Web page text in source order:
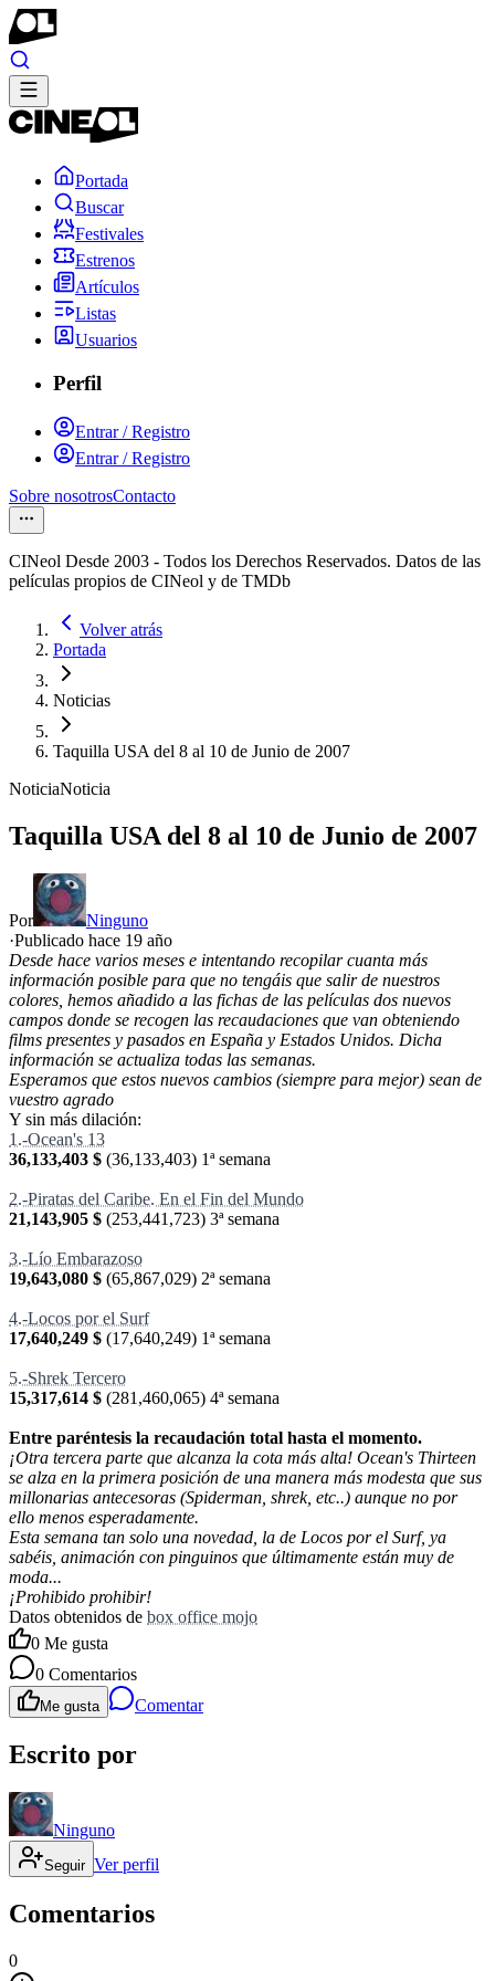
Portada
Buscar
Festivales
Estrenos
Artículos
Listas
Usuarios
Perfil
Entrar / Registro
Entrar / Registro
Sobre nosotrosContacto
CINeol Desde 2003 - Todos los Derechos Reservados. Datos de las
películas propios de CINeol y de TMDb
Volver atrás
Portada
Noticias
Taquilla USA del 8 al 10 de Junio de 2007
NoticiaNoticia
Taquilla USA del 8 al 10 de Junio de 2007
Por
Ninguno
·Publicado hace 19 año
Desde hace varios meses e intentando recopilar cuanta más
información posible para que no tengáis que salir de nuestros
colores, hemos añadido a las fichas de las películas dos nuevos
campos donde se recogen las recaudaciones que van obteniendo
films presentes y pasados en España y Estados Unidos. Dicha
información se actualiza todas las semanas.
Esperamos que estos nuevos cambios (siempre para mejor) sean de
vuestro agrado
Y sin más dilación:
1.-Ocean's 13
36,133,403 $ (36,133,403) 1ª semana
2.-Piratas del Caribe. En el Fin del Mundo
21,143,905 $ (253,441,723) 3ª semana
3.-Lío Embarazoso
19,643,080 $ (65,867,029) 2ª semana
4.-Locos por el Surf
17,640,249 $ (17,640,249) 1ª semana
5.-Shrek Tercero
15,317,614 $ (281,460,065) 4ª semana
Entre paréntesis la recaudación total hasta el momento.
¡Otra tercera parte que alcanza la cota más alta! Ocean's Thirteen
se alza en la primera posición de una manera más modesta que sus
millonarias antecesoras (Spiderman, shrek, etc..) aunque no por
ello menos esperadamente.
Esta semana tan solo una novedad, la de Locos por el Surf, ya
sabéis, animación con pinguinos que últimamente están muy de
moda...
¡Prohibido prohibir!
Datos obtenidos de box office mojo
0 Me gusta
0 Comentarios
Me gusta Comentar
Escrito por
Ninguno
Seguir Ver perfil
Comentarios
0